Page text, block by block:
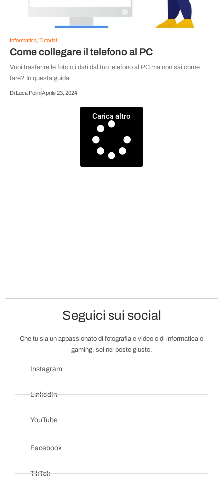
Informatica, Tutorial
Come collegare il telefono al PC
Vuoi trasferire le foto o i dati dal tuo telefono al PC ma non sai come
fare? In questa guida
Di Luca PoliniAprile 23, 2024
Carica altro
Seguici sui social
Che tu sia un appassionato di fotografia e video o di informatica e
gaming, sei nel posto giusto.
Instagram
LinkedIn
YouTube
Facebook
TikTok